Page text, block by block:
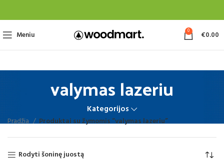
Meniu 0 €0.00
valymas lazeriu
Kategorijos
Pradžia Produktai su žymomis “valymas lazeriu”
Rodyti šoninę juostą